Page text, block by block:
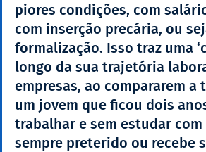
piores condições, com
com inserção precária, ou
formalização. Isso traz uma
longo da sua trajetória
empresas, ao compararem a
um jovem que ficou dois
trabalhar e sem estudar
sempre preterido ou recebe